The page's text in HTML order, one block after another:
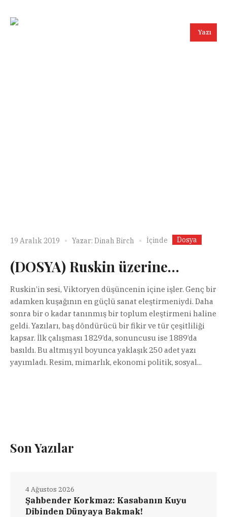
Yazı
19 Aralık 2019 Yazar: Dinah Birch İçinde Dosya
(DOSYA) Ruskin üzerine…
Ruskin’in sesi, Viktoryen düşüncenin içine işler. Genç bir
adamken kuşağının en güçlü sanat eleştirmeniydi. Daha
sonra bir o kadar tanınmış bir toplum eleştirmeni haline
geldi. Yazıları, baş döndürücü bir fikir ve tür çeşitliliği
kapsar. İlk çalışması 1829’da, sonuncusu ise 1889’da
basıldı. Bu altmış yıl boyunca yaklaşık 250 adet yazı
yayımladı. Resim, mimarlık, ekonomi politik, sosyal...
Son Yazılar
Şahbender Korkmaz: Kasabanın Kuyu
Dibinden Dünyaya Bakmak!
4 Ağustos 2026